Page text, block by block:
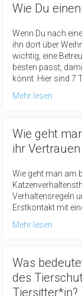
Wie Du
Wenn Du nach
ihn dort über
wichtig, eine
besten passt,
könnt. Hier sind 7
Mehr lesen
Wie geht
ihr
Wie geht man am
Verhaltensregeln
Erstkontakt mit
Mehr lesen
Was
des
Tiersitter*in?